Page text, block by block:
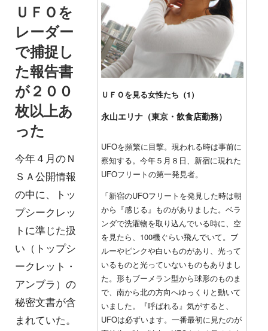
ＵＦＯを見る女性たち（1）
永山エリナ（東京・飲食店勤務）
UFOを頻繁に目撃。現われる時は事前に
察知する。今年５月８日、新宿に現れた
UFOフリートの第一発見者。
「新宿のUFOフリートを発見した時は朝
から『感じる』ものがありました。ベラ
ンダで洗濯物を取り込んでいる時に、空
を見たら、100機ぐらい飛んでいて。ブ
ルーやピンクや白いものがあり、光って
いるものと光っていないものもありまし
た。形もブーメラン型から球形のものま
で、南から北の方向へゆっくりと動いて
いました。『呼ばれる』気がすると、
UFOは必ずいます。一番最初に見たのが
ＵＦＯを
レーダー
で捕捉し
た報告書
が２００
枚以上あ
った
今年４月のＮ
ＳＡ公開情報
の中に、トッ
プシークレッ
トに準じた扱
い（トップシ
ークレット・
アンブラ）の
秘密文書が含
まれていた。